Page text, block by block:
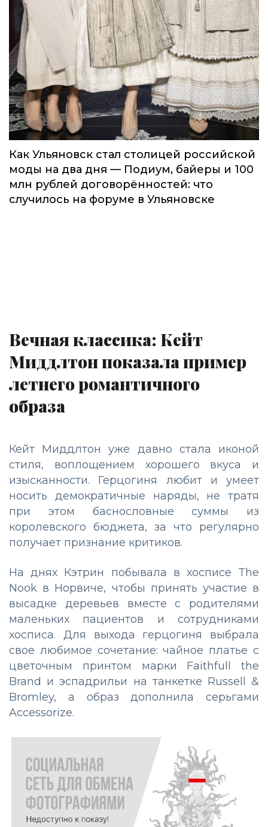
Как Ульяновск стал столицей российской
моды на два дня — Подиум, байеры и 100
млн рублей договорённостей: что
случилось на форуме в Ульяновске
Вечная классика: Кейт
Миддлтон показала пример
летнего романтичного
образа
Кейт Миддлтон уже давно стала иконой
стиля, воплощением хорошего вкуса и
изысканности. Герцогиня любит и умеет
носить демократичные наряды, не тратя
при этом баснословные суммы из
королевского бюджета, за что регулярно
получает признание критиков.
На днях Кэтрин побывала в хосписе The
Nook в Норвиче, чтобы принять участие в
высадке деревьев вместе с родителями
маленьких пациентов и сотрудниками
хосписа. Для выхода герцогиня выбрала
свое любимое сочетание: чайное платье с
цветочным принтом марки Faithfull the
Brand и эспадрильи на танкетке Russell &
Bromley, а образ дополнила серьгами
Accessorize.